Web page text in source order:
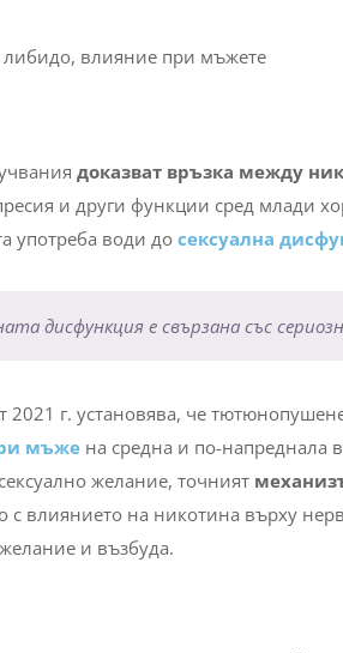
доказват връзка между
и други функции сред млади
употреба води до сексуална
дисфункция е свързана със
2021 г. установява, че
мъжена средна и по-напреднала
желание, точният
с влиянието на никотина върху
и възбуда.